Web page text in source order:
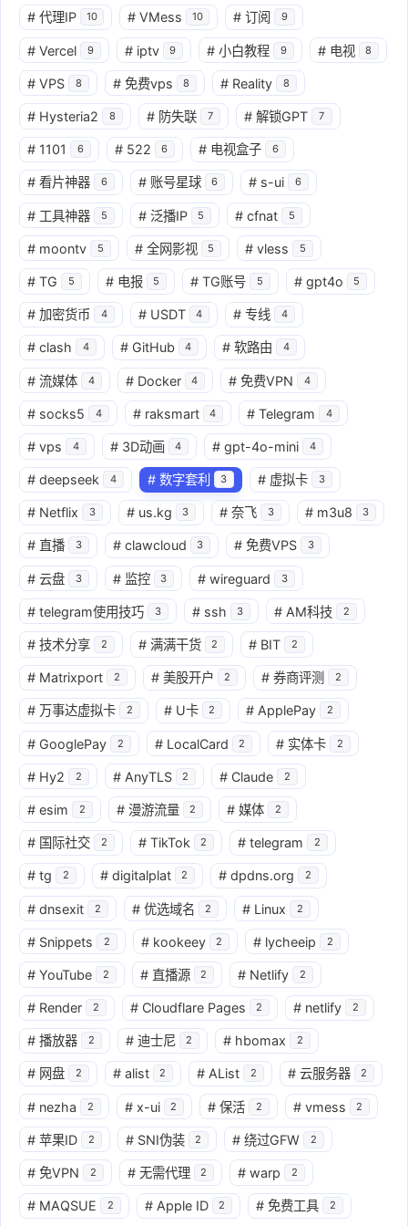
# 代理IP 10 # VMess 10 # 订阅 9
# Vercel 9 # iptv 9 # 小白教程 9 # 电视 8
# VPS 8 # 免费vps 8 # Reality 8
# Hysteria2 8 # 防失联 7 # 解锁GPT 7
# 1101 6 # 522 6 # 电视盒子 6
# 看片神器 6 # 账号星球 6 # s-ui 6
# 工具神器 5 # 泛播IP 5 # cfnat 5
# moontv 5 # 全网影视 5 # vless 5
# TG 5 # 电报 5 # TG账号 5 # gpt4o 5
# 加密货币 4 # USDT 4 # 专线 4
# clash 4 # GitHub 4 # 软路由 4
# 流媒体 4 # Docker 4 # 免费VPN 4
# socks5 4 # raksmart 4 # Telegram 4
# vps 4 # 3D动画 4 # gpt-4o-mini 4
# deepseek 4 # 数字套利 3 # 虚拟卡 3
# Netflix 3 # us.kg 3 # 奈飞 3 # m3u8 3
# 直播 3 # clawcloud 3 # 免费VPS 3
# 云盘 3 # 监控 3 # wireguard 3
# telegram使用技巧 3 # ssh 3 # AM科技 2
# 技术分享 2 # 满满干货 2 # BIT 2
# Matrixport 2 # 美股开户 2 # 券商评测 2
# 万事达虚拟卡 2 # U卡 2 # ApplePay 2
# GooglePay 2 # LocalCard 2 # 实体卡 2
# Hy2 2 # AnyTLS 2 # Claude 2
# esim 2 # 漫游流量 2 # 媒体 2
# 国际社交 2 # TikTok 2 # telegram 2
# tg 2 # digitalplat 2 # dpdns.org 2
# dnsexit 2 # 优选域名 2 # Linux 2
# Snippets 2 # kookeey 2 # lycheeip 2
# YouTube 2 # 直播源 2 # Netlify 2
# Render 2 # Cloudflare Pages 2 # netlify 2
# 播放器 2 # 迪士尼 2 # hbomax 2
# 网盘 2 # alist 2 # AList 2 # 云服务器 2
# nezha 2 # x-ui 2 # 保活 2 # vmess 2
# 苹果ID 2 # SNI伪装 2 # 绕过GFW 2
# 免VPN 2 # 无需代理 2 # warp 2
# MAQSUE 2 # Apple ID 2 # 免费工具 2